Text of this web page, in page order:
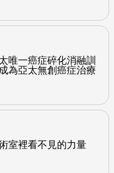
唯一癌症碎化消融訓
為亞太無創癌症治療
室裡看不見的力量